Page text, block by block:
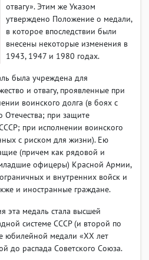
отвагу». Этим же Указом
утверждено Положение о медали,
в которое впоследствии были
внесены некоторые изменения в
1943, 1947 и 1980 годах.
была учреждена для
и отвагу, проявленные при
воинского долга (в боях с
Отечества; при защите
при исполнении воинского
с риском для жизни). Ею
(причем как рядовой и
младшие офицеры) Красной Армии,
и внутренних войск и
и иностранные граждане.
эта медаль стала высшей
системе СССР (и второй по
юбилейной медали «ХХ лет
до распада Советского Союза.